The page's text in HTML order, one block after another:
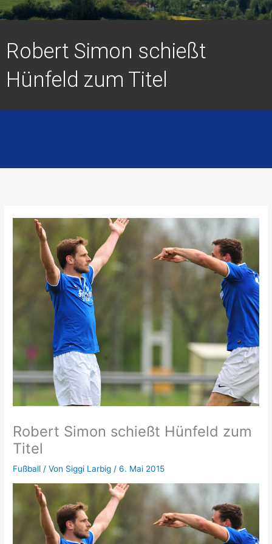
Robert Simon schießt
Hünfeld zum Titel
Robert Simon schießt Hünfeld zum
Titel
Fußball / Von Siggi Larbig /6. Mai 2015